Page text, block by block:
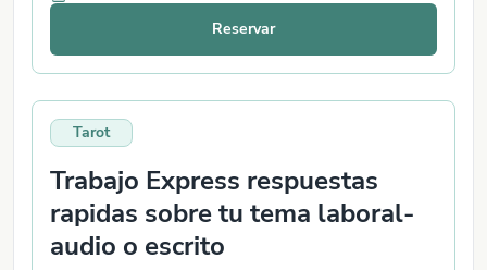
Reservar
Tarot
Trabajo Express respuestas
rapidas sobre tu tema laboral-
audio o escrito